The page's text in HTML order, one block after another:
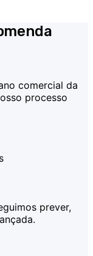
comercial da
processo
prever,